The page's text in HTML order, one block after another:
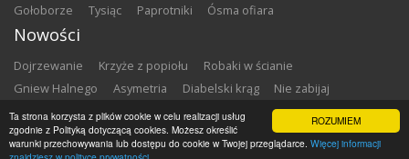
ROZUMIEM
Ta strona korzysta z plików cookie w celu realizacji usług
zgodnie z Polityką dotyczącą cookies. Możesz określić
warunki przechowywania lub dostępu do cookie w Twojej przeglądarce. Więcej informacji
Gołoborze
Tysiąc Paprotniki Ósma ofiara
Nowości
Dojrzewanie Krzyże z popiołu
Robaki w ścianie
Gniew Halnego
Asymetria Diabelski krąg
Nie zabijaj
Dowody zbrodni
Zemsta Matki chrzestne
Copyright ©2026Zbrodnia w Bibliotece